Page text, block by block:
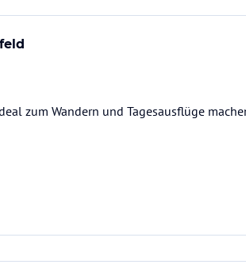
zum Wandern und Tagesausflüge